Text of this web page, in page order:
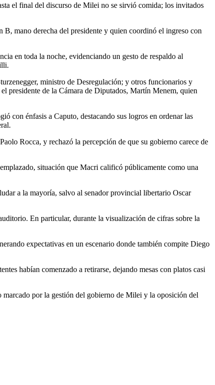
el final del discurso de Milei no se sirvió comida; los invitados
mano derecha del presidente y quien coordinó el ingreso con
en toda la noche, evidenciando un gesto de respaldo al
ministro de Desregulación; y otros funcionarios y
presidente de la Cámara de Diputados, Martín Menem, quien
con énfasis a Caputo, destacando sus logros en ordenar las
Rocca, y rechazó la percepción de que su gobierno carece de
situación que Macri calificó públicamente como una
a la mayoría, salvo al senador provincial libertario Oscar
En particular, durante la visualización de cifras sobre la
expectativas en un escenario donde también compite Diego
habían comenzado a retirarse, dejando mesas con platos casi
marcado por la gestión del gobierno de Milei y la oposición del